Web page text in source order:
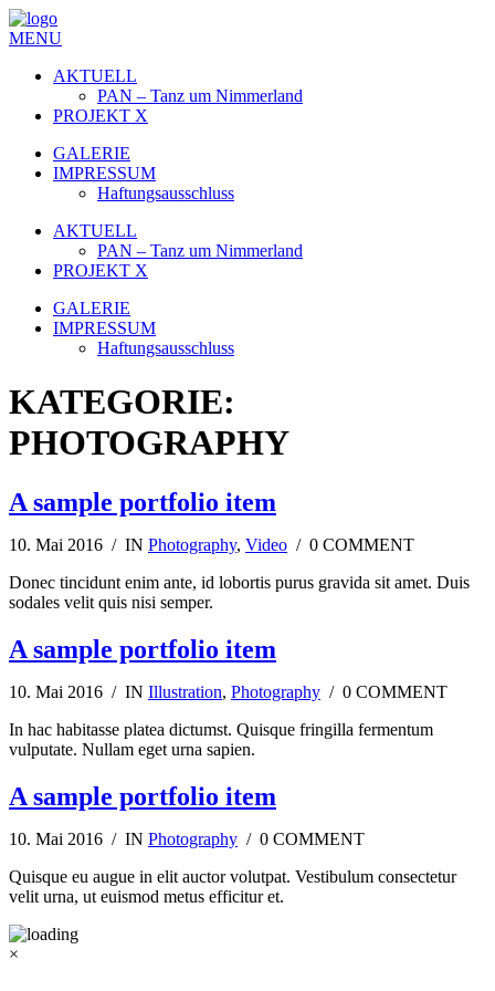
MENU
AKTUELL
PAN – Tanz um Nimmerland
PROJEKT X
GALERIE
IMPRESSUM
Haftungsausschluss
AKTUELL
PAN – Tanz um Nimmerland
PROJEKT X
GALERIE
IMPRESSUM
Haftungsausschluss
KATEGORIE:
PHOTOGRAPHY
A sample portfolio item
10. Mai 2016 / IN Photography, Video / 0 COMMENT
Donec tincidunt enim ante, id lobortis purus gravida sit amet. Duis
sodales velit quis nisi semper.
A sample portfolio item
10. Mai 2016 / IN Illustration, Photography / 0 COMMENT
In hac habitasse platea dictumst. Quisque fringilla fermentum
vulputate. Nullam eget urna sapien.
A sample portfolio item
10. Mai 2016 / IN Photography / 0 COMMENT
Quisque eu augue in elit auctor volutpat. Vestibulum consectetur
velit urna, ut euismod metus efficitur et.
×